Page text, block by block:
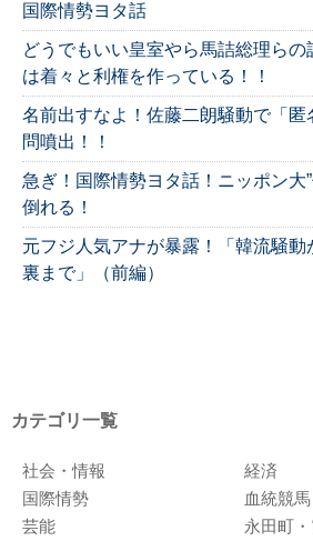
国際情勢ヨタ話
どうでもいい皇室やら馬詰総理らの
は着々と利権を作っている！！
名前出すなよ！佐藤二朗騒動で「匿
問噴出！！
急ぎ！国際情勢ヨタ話！ニッポン大
倒れる！
元フジ人気アナが暴露！「韓流騒動
裏まで」（前編）
カテゴリ一覧
社会・情報
経済
国際情勢
血統競
芸能
永田町